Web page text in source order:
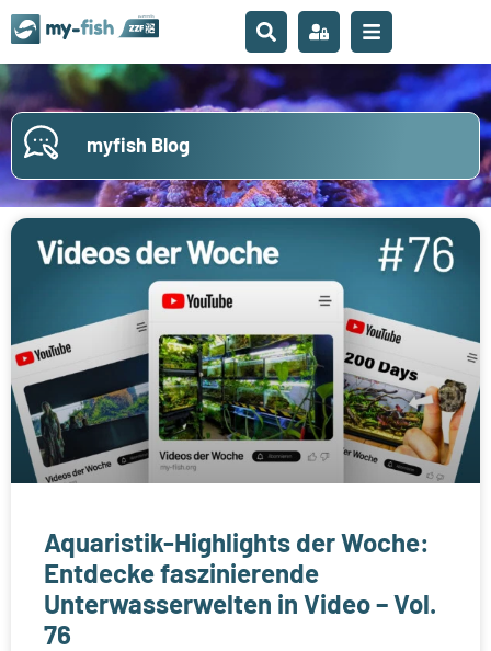
myfish Blog
Aquaristik-Highlights der Woche:
Entdecke faszinierende
Unterwasserwelten in Video – Vol.
76